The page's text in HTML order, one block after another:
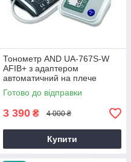
Тонометр AND UA-767S-W
AFIB+ з адаптером
автоматичний на плече
гарантія 10 років
Готово до відправки
3 390 ₴ 4 000 ₴
Купити